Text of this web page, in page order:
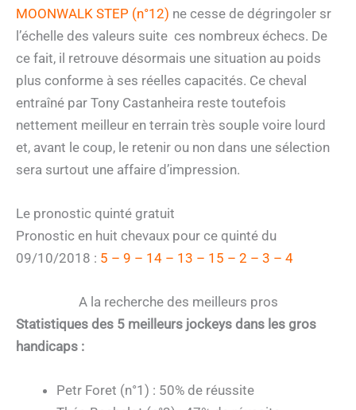
MOONWALK STEP (n°12) ne cesse de dégringoler sr
l’échelle des valeurs suite ces nombreux échecs. De
ce fait, il retrouve désormais une situation au poids
plus conforme à ses réelles capacités. Ce cheval
entraîné par Tony Castanheira reste toutefois
nettement meilleur en terrain très souple voire lourd
et, avant le coup, le retenir ou non dans une sélection
sera surtout une affaire d’impression.
Le pronostic quinté gratuit
Pronostic en huit chevaux pour ce quinté du
09/10/2018 : 5 – 9 – 14 – 13 – 15 – 2 – 3 – 4
A la recherche des meilleurs pros
Statistiques des 5 meilleurs jockeys dans les gros
handicaps :
Petr Foret (n°1) : 50% de réussite